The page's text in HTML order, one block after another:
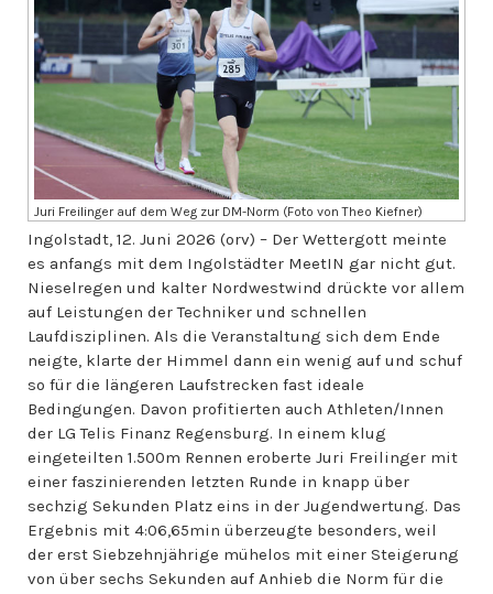
Juri Freilinger auf dem Weg zur DM-Norm (Foto von Theo Kiefner)
Ingolstadt, 12. Juni 2026 (orv) – Der Wettergott meinte
es anfangs mit dem Ingolstädter MeetIN gar nicht gut.
Nieselregen und kalter Nordwestwind drückte vor allem
auf Leistungen der Techniker und schnellen
Laufdisziplinen. Als die Veranstaltung sich dem Ende
neigte, klarte der Himmel dann ein wenig auf und schuf
so für die längeren Laufstrecken fast ideale
Bedingungen. Davon profitierten auch Athleten/Innen
der LG Telis Finanz Regensburg. In einem klug
eingeteilten 1.500m Rennen eroberte Juri Freilinger mit
einer faszinierenden letzten Runde in knapp über
sechzig Sekunden Platz eins in der Jugendwertung. Das
Ergebnis mit 4:06,65min überzeugte besonders, weil
der erst Siebzehnjährige mühelos mit einer Steigerung
von über sechs Sekunden auf Anhieb die Norm für die